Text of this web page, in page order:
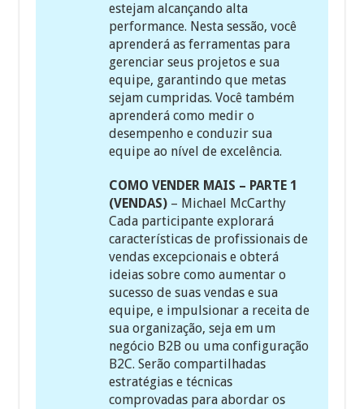
estejam alcançando alta
performance. Nesta sessão, você
aprenderá as ferramentas para
gerenciar seus projetos e sua
equipe, garantindo que metas
sejam cumpridas. Você também
aprenderá como medir o
desempenho e conduzir sua
equipe ao nível de excelência.
COMO VENDER MAIS – PARTE 1
(VENDAS) – Michael McCarthy
Cada participante explorará
características de profissionais de
vendas excepcionais e obterá
ideias sobre como aumentar o
sucesso de suas vendas e sua
equipe, e impulsionar a receita de
sua organização, seja em um
negócio B2B ou uma configuração
B2C. Serão compartilhadas
estratégias e técnicas
comprovadas para abordar os